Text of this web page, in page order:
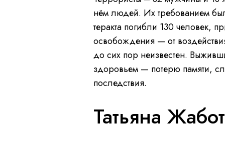
нём людей. Их требованием
теракта погибли 130 человек,
освобождения — от
до сих пор неизвестен.
здоровьем — потерю памяти,
последствия.
Татьяна